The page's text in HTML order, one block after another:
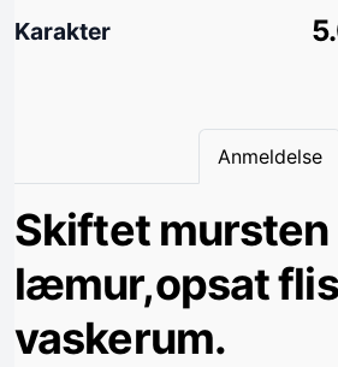
Karakter
Anmeldelse
Skiftet mursten
læmur,opsat
vaskerum.